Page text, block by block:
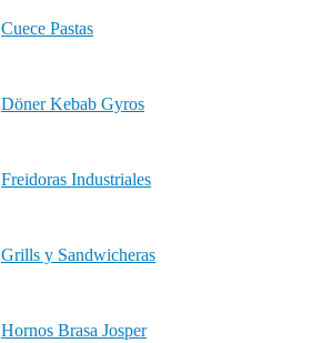
Cuece Pastas
Döner Kebab Gyros
Freidoras Industriales
Grills y Sandwicheras
Hornos Brasa Josper